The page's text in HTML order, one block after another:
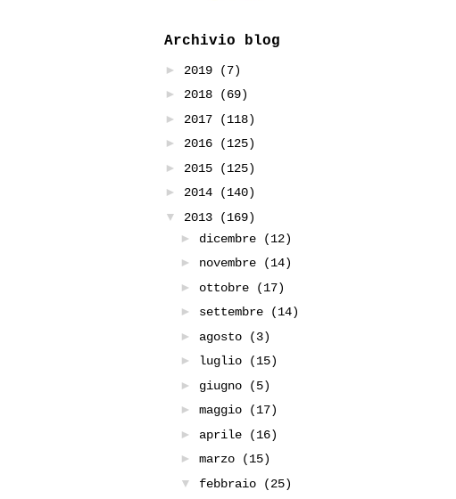
Archivio blog
► 2019
(7)
► 2018
(69)
► 2017
(118)
► 2016
(125)
► 2015
(125)
► 2014
(140)
▼ 2013
(169)
► dicembre
(12)
► novembre
(14)
► ottobre
(17)
► settembre
(14)
► agosto
(3)
► luglio
(15)
► giugno
(5)
► maggio
(17)
► aprile
(16)
► marzo
(15)
▼ febbraio
(25)